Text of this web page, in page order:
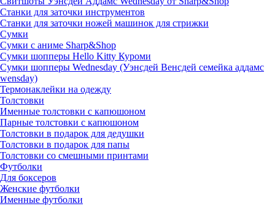
Станки для заточки инструментов
Станки для заточки ножей машинок для стрижки
Сумки
Сумки с аниме Sharp&Shop
Сумки шопперы Hello Kitty Куроми
Сумки шопперы Wednesday (Уэнсдей Венсдей семейка аддамс
wensday)
Термонаклейки на одежду
Толстовки
Именные толстовки с капюшоном
Парные толстовки с капюшоном
Толстовки в подарок для дедушки
Толстовки в подарок для папы
Толстовки со смешными принтами
Футболки
Для боксеров
Женские футболки
Именные футболки